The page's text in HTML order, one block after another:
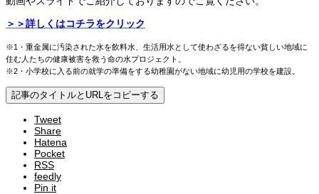
＞＞詳しくはコチラをクリック
※1・重金属に汚染された水を飲料水、生活用水として使わざるを得ない貧しい地域に
住む人たちの健康被害を救う命の水プロジェクト。
※2・小学校に入る前の就学の準備をする幼稚園がない地域に幼児用の学校を建設。
記事のタイトルとURLをコピーする
Tweet
Share
Hatena
Pocket
RSS
feedly
Pin it